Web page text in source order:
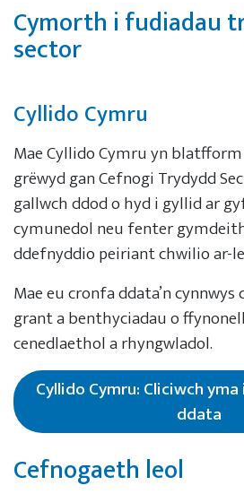
Cymorth i fudiadau
sector
Cyllido Cymru
Mae Cyllido Cymru yn
grëwyd gan Cefnogi Trydydd
gallwch ddod o hyd i gyllid ar
cymunedol neu fenter
ddefnyddio peiriant chwilio ar-
Mae eu cronfa ddata’n
grant a benthyciadau o
cenedlaethol a rhyngwladol.
Cyllido Cymru: Cliciwch
ddata
Cefnogaeth leol